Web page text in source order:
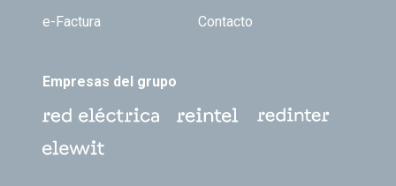
e-Factura
Contacto
Empresas del grupo